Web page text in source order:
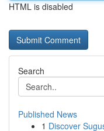
HTML is disabled
Search
Published News
1 Discover